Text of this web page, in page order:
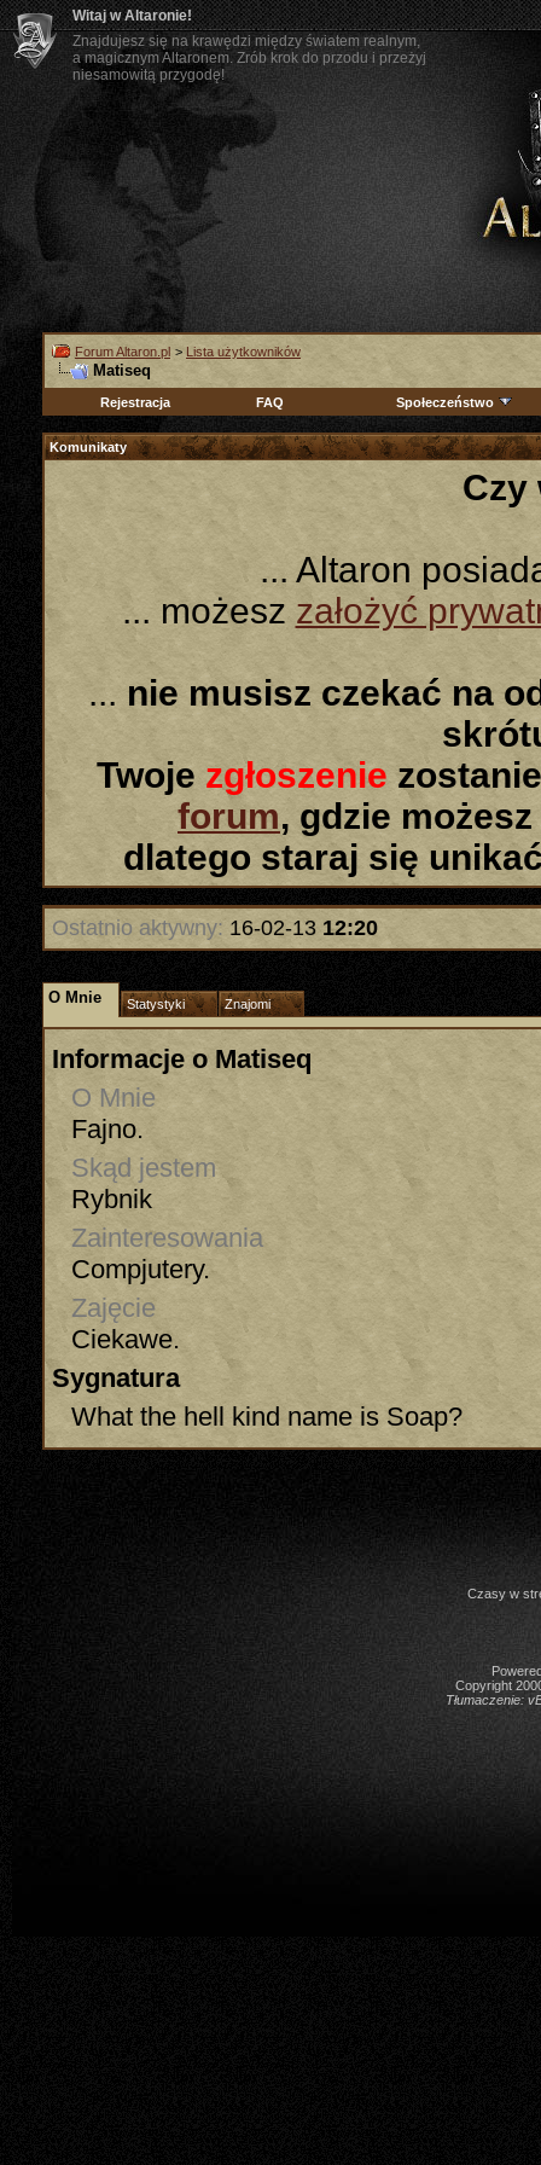
Witaj w Altaronie!
Znajdujesz się na krawędzi między światem realnym,
a magicznym Altaronem. Zrób krok do przodu i przeżyj
niesamowitą przygodę!
Forum Altaron.pl > Lista użytkowników
Matiseq
Rejestracja FAQ Społeczeństwo
Komunikaty
Czy
... Altaron
... możeszzałożyć
... nie musisz czekać na
Twoje zgłoszenie
forum, gdzie
dlatego staraj się
Ostatnio aktywny: 16-02-13 12:20
O Mnie Statystyki Znajomi
Informacje o Matiseq
O Mnie
Fajno.
Skąd jestem
Rybnik
Zainteresowania
Compjutery.
Zajęcie
Ciekawe.
Sygnatura
What the hell kind name is Soap?
Czasy w
Copyright
Tłumaczenie: